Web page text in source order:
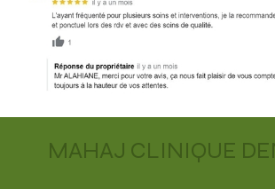
MAHAJ CLINIQUE